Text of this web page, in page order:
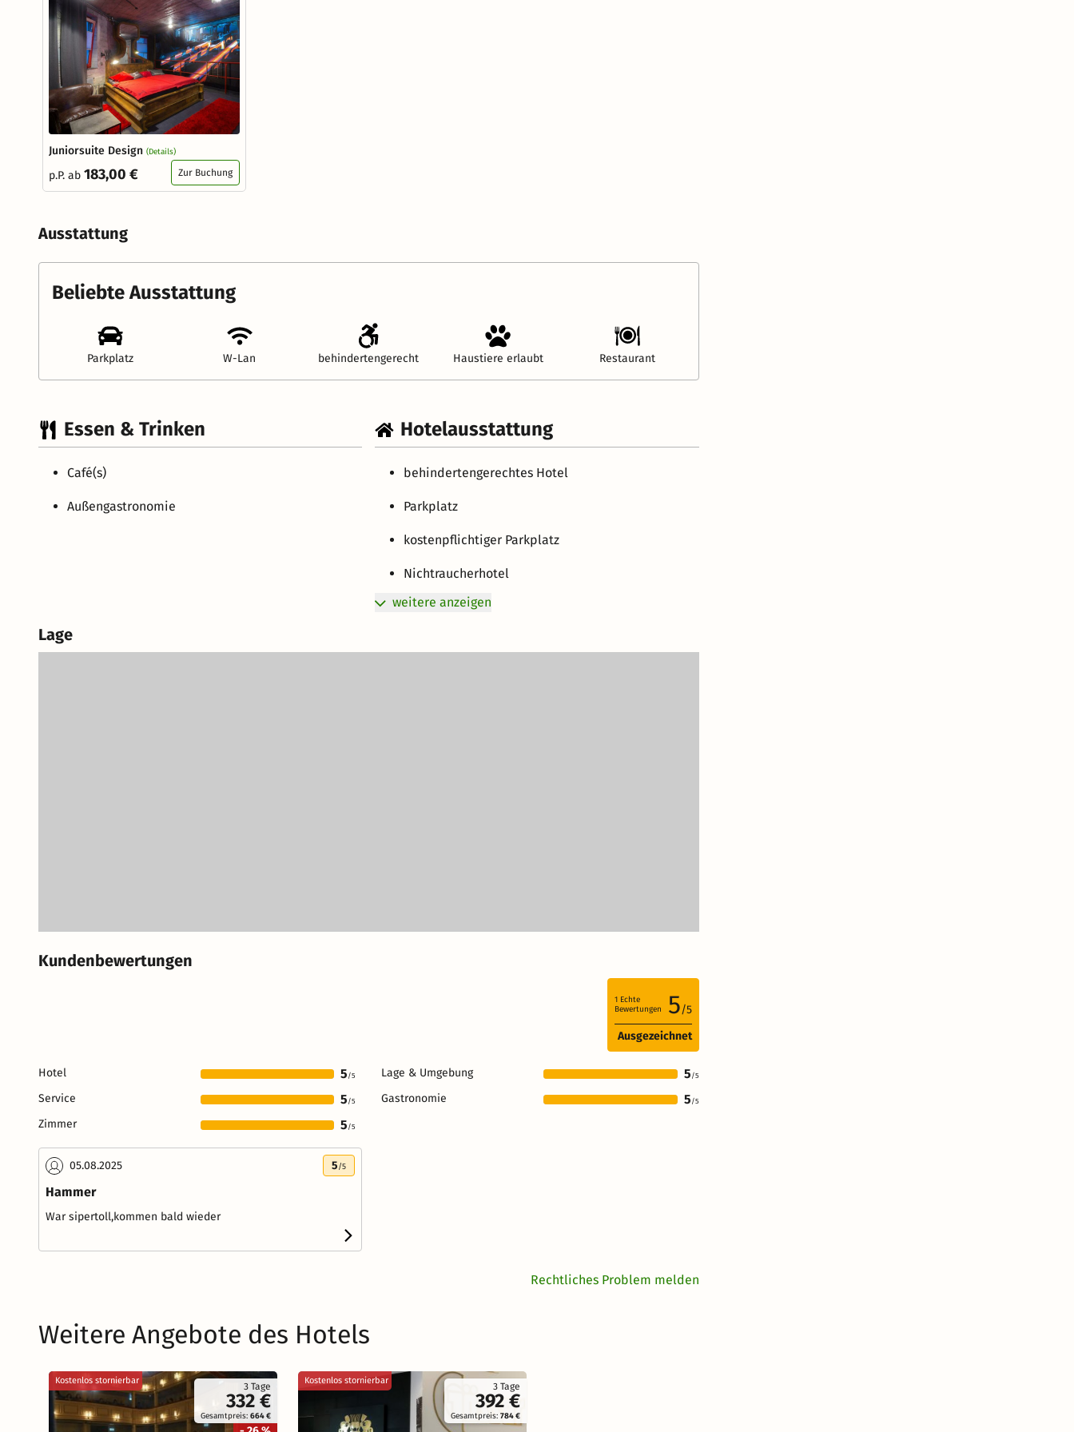
Juniorsuite Design (Details)
p.P. ab 183,00 € Zur Buchung
Ausstattung
Beliebte Ausstattung
Parkplatz W-Lan behindertengerecht Haustiere erlaubt Restaurant
Essen & Trinken
Café(s)
Außengastronomie
Hotelausstattung
behindertengerechtes Hotel
Parkplatz
kostenpflichtiger Parkplatz
Nichtraucherhotel
weitere anzeigen
Lage
Kundenbewertungen
1 Echte
Bewertungen
5/5
Ausgezeichnet
Hotel 5 /5 Lage & Umgebung 5 /5
Service 5 /5 Gastronomie 5 /5
Zimmer 5 /5
05.08.2025 5/5
Hammer
War sipertoll,kommen bald wieder
Rechtliches Problem melden
Weitere Angebote des Hotels
3 Tage
332 €
Gesamtpreis: 664 €
Kostenlos stornierbar
3 Tage
392 €
Gesamtpreis: 784 €
Kostenlos stornierbar